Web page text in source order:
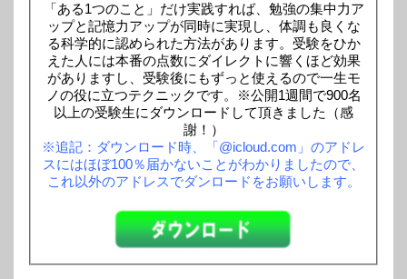
「ある1つのこと」だけ実践すれば、勉強の集中力ア
ップと記憶力アップが同時に実現し、体調も良くな
る科学的に認められた方法があります。受験をひか
えた人には本番の点数にダイレクトに響くほど効果
がありますし、受験後にもずっと使えるので一生モ
ノの役に立つテクニックです。※公開1週間で900名
以上の受験生にダウンロードして頂きました（感
謝！）
※追記：ダウンロード時、「@icloud.com」のアドレ
スにはほぼ100％届かないことがわかりましたので、
これ以外のアドレスでダンロードをお願いします。